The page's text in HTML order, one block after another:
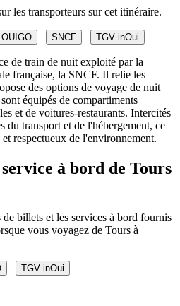
les transporteurs sur cet itinéraire.
OUIGO SNCF TGV inOui
de train de nuit exploité par la
française, la SNCF. Il relie les
des options de voyage de nuit
équipés de compartiments
et de voitures-restaurants. Intercités
du transport et de l'hébergement, ce
respectueux de l'environnement.
à bord de Tours
billets et les services à bord fournis
vous voyagez de Tours à
TGV inOui